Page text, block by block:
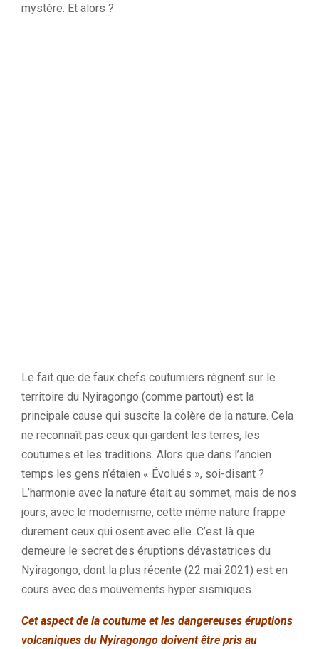
mystère. Et alors ?
Le fait que de faux chefs coutumiers règnent sur le
territoire du Nyiragongo (comme partout) est la
principale cause qui suscite la colère de la nature. Cela
ne reconnaît pas ceux qui gardent les terres, les
coutumes et les traditions. Alors que dans l’ancien
temps les gens n’étaien « Évolués », soi-disant ?
L’harmonie avec la nature était au sommet, mais de nos
jours, avec le modernisme, cette même nature frappe
durement ceux qui osent avec elle. C’est là que
demeure le secret des éruptions dévastatrices du
Nyiragongo, dont la plus récente (22 mai 2021) est en
cours avec des mouvements hyper sismiques.
Cet aspect de la coutume et les dangereuses éruptions
volcaniques du Nyiragongo doivent être pris au